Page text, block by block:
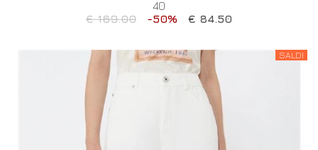
40
€ 169.00
-50% € 84.50
SALDI